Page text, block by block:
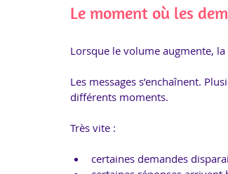
Le moment où les
Lorsque le volume augmente,
Les messages s’enchaînent.
différents moments.
Très vite :
certaines demandes